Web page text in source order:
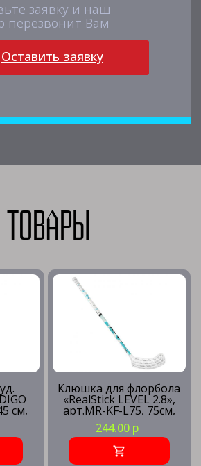
заявку и наш
перезвонит Вам
Оставить заявку
товары
см,
в
Клюшка для флорбола
«RealStick LEVEL 2.8»,
арт.MR-KF-L75, 75см,
левый крюк,
композит, бело-
голубой
244.00 р